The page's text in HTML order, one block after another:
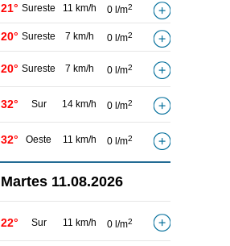
21° Sureste 11 km/h 0 l/m2
20° Sureste 7 km/h 0 l/m2
20° Sureste 7 km/h 0 l/m2
32° Sur 14 km/h 0 l/m2
32° Oeste 11 km/h 0 l/m2
Martes 11.08.2026
22° Sur 11 km/h 0 l/m2